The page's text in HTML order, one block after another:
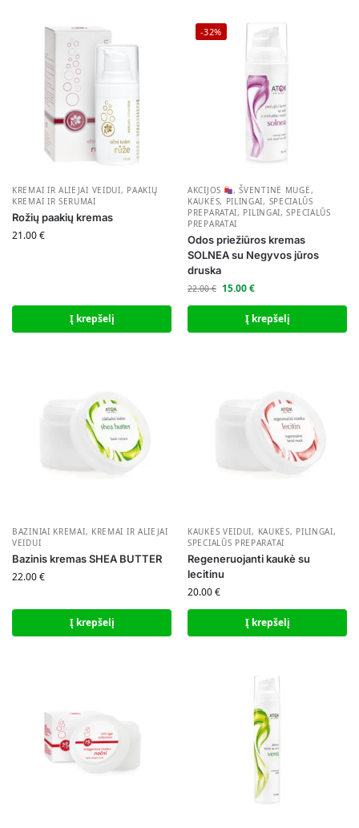
KREMAI IR ALIEJAI VEIDUI, PAAKIŲ
KREMAI IR SERUMAI
Rožių paakių kremas
21.00€
Į krepšelį
-32%
AKCIJOS ,ŠVENTINĖ MUGĖ,
KAUKĖS, PILINGAI, SPECIALŪS
PREPARATAI, PILINGAI, SPECIALŪS
PREPARATAI
Odos priežiūros kremas
SOLNEA su Negyvos jūros
druska
22.00€ 15.00€
Į krepšelį
BAZINIAI KREMAI, KREMAI IR ALIEJAI
VEIDUI
Bazinis kremas SHEA BUTTER
22.00€
Į krepšelį
KAUKĖS VEIDUI, KAUKĖS, PILINGAI,
SPECIALŪS PREPARATAI
Regeneruojanti kaukė su
lecitinu
20.00€
Į krepšelį